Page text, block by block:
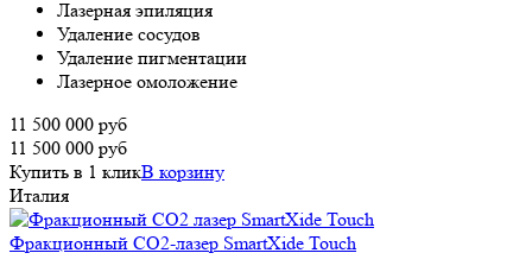
Лазерная эпиляция
Удаление сосудов
Удаление пигментации
Лазерное омоложение
11 500 000 руб
11 500 000 руб
Купить в 1 кликВ корзину
Италия
Фракционный СО2-лазер SmartXide Touch